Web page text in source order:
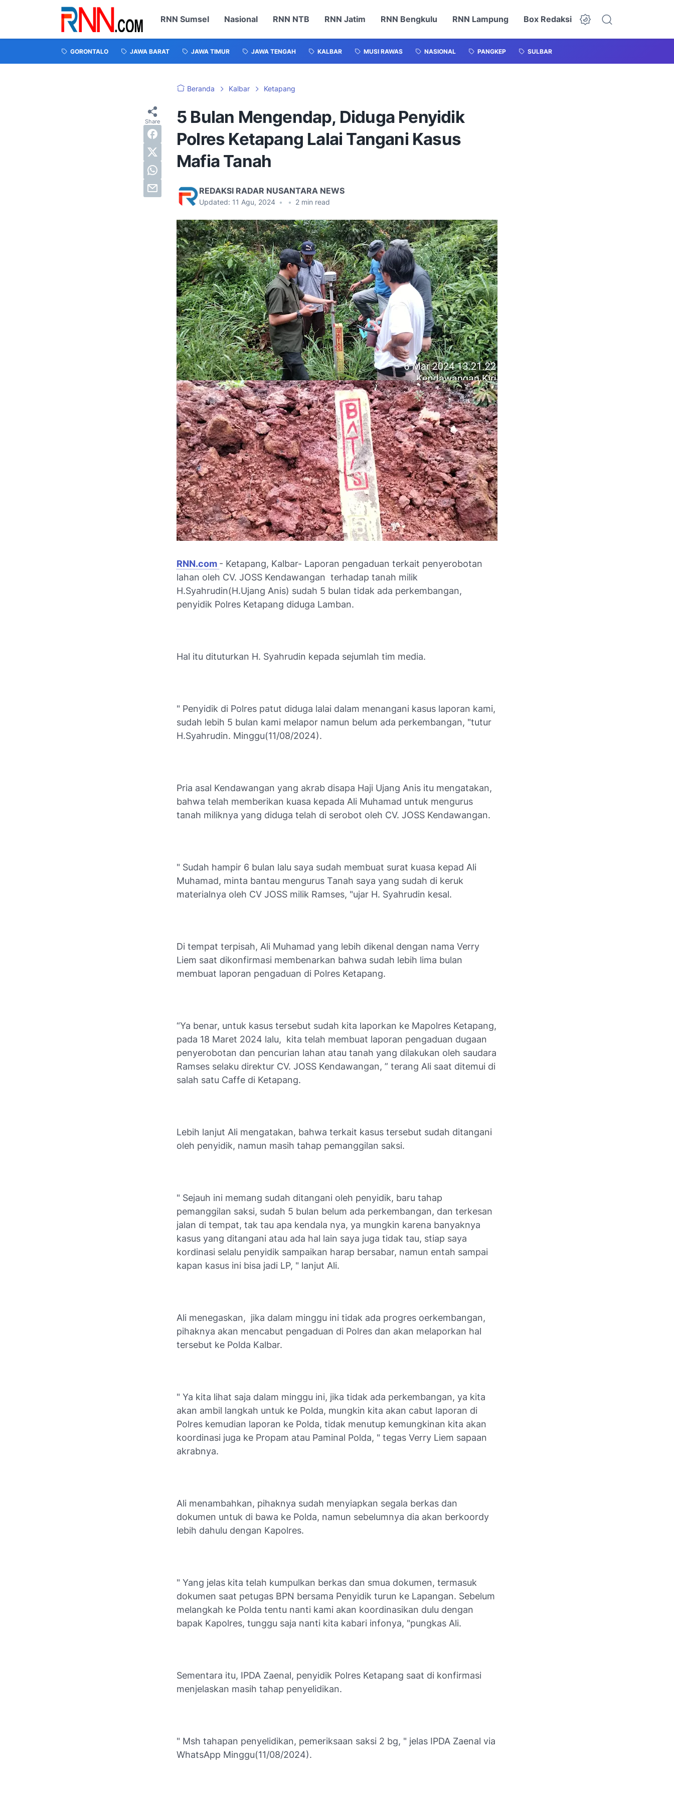
RNN Sumsel Nasional RNN NTB RNN Jatim RNN Bengkulu RNN Lampung Box Redaksi
GORONTALO JAWA BARAT JAWA TIMUR JAWA TENGAH KALBAR MUSI RAWAS NASIONAL PANGKEP SULBAR
Beranda Kalbar Ketapang
5 Bulan Mengendap, Diduga Penyidik
Polres Ketapang Lalai Tangani Kasus
Mafia Tanah
REDAKSI RADAR NUSANTARA NEWS
Updated: 11 Agu, 2024 • • 2 min read
RNN.com - Ketapang, Kalbar- Laporan pengaduan terkait penyerobotan
lahan oleh CV. JOSS Kendawangan terhadap tanah milik
H.Syahrudin(H.Ujang Anis) sudah 5 bulan tidak ada perkembangan,
penyidik Polres Ketapang diduga Lamban.
Hal itu dituturkan H. Syahrudin kepada sejumlah tim media.
" Penyidik di Polres patut diduga lalai dalam menangani kasus laporan kami,
sudah lebih 5 bulan kami melapor namun belum ada perkembangan, "tutur
H.Syahrudin. Minggu(11/08/2024).
Pria asal Kendawangan yang akrab disapa Haji Ujang Anis itu mengatakan,
bahwa telah memberikan kuasa kepada Ali Muhamad untuk mengurus
tanah miliknya yang diduga telah di serobot oleh CV. JOSS Kendawangan.
" Sudah hampir 6 bulan lalu saya sudah membuat surat kuasa kepad Ali
Muhamad, minta bantau mengurus Tanah saya yang sudah di keruk
materialnya oleh CV JOSS milik Ramses, "ujar H. Syahrudin kesal.
Di tempat terpisah, Ali Muhamad yang lebih dikenal dengan nama Verry
Liem saat dikonfirmasi membenarkan bahwa sudah lebih lima bulan
membuat laporan pengaduan di Polres Ketapang.
“Ya benar, untuk kasus tersebut sudah kita laporkan ke Mapolres Ketapang,
pada 18 Maret 2024 lalu, kita telah membuat laporan pengaduan dugaan
penyerobotan dan pencurian lahan atau tanah yang dilakukan oleh saudara
Ramses selaku direktur CV. JOSS Kendawangan, ” terang Ali saat ditemui di
salah satu Caffe di Ketapang.
Lebih lanjut Ali mengatakan, bahwa terkait kasus tersebut sudah ditangani
oleh penyidik, namun masih tahap pemanggilan saksi.
" Sejauh ini memang sudah ditangani oleh penyidik, baru tahap
pemanggilan saksi, sudah 5 bulan belum ada perkembangan, dan terkesan
jalan di tempat, tak tau apa kendala nya, ya mungkin karena banyaknya
kasus yang ditangani atau ada hal lain saya juga tidak tau, stiap saya
kordinasi selalu penyidik sampaikan harap bersabar, namun entah sampai
kapan kasus ini bisa jadi LP, " lanjut Ali.
Ali menegaskan, jika dalam minggu ini tidak ada progres oerkembangan,
pihaknya akan mencabut pengaduan di Polres dan akan melaporkan hal
tersebut ke Polda Kalbar.
" Ya kita lihat saja dalam minggu ini, jika tidak ada perkembangan, ya kita
akan ambil langkah untuk ke Polda, mungkin kita akan cabut laporan di
Polres kemudian laporan ke Polda, tidak menutup kemungkinan kita akan
koordinasi juga ke Propam atau Paminal Polda, " tegas Verry Liem sapaan
akrabnya.
Ali menambahkan, pihaknya sudah menyiapkan segala berkas dan
dokumen untuk di bawa ke Polda, namun sebelumnya dia akan berkoordy
lebih dahulu dengan Kapolres.
" Yang jelas kita telah kumpulkan berkas dan smua dokumen, termasuk
dokumen saat petugas BPN bersama Penyidik turun ke Lapangan. Sebelum
melangkah ke Polda tentu nanti kami akan koordinasikan dulu dengan
bapak Kapolres, tunggu saja nanti kita kabari infonya, "pungkas Ali.
Sementara itu, IPDA Zaenal, penyidik Polres Ketapang saat di konfirmasi
menjelaskan masih tahap penyelidikan.
" Msh tahapan penyelidikan, pemeriksaan saksi 2 bg, " jelas IPDA Zaenal via
WhatsApp Minggu(11/08/2024).